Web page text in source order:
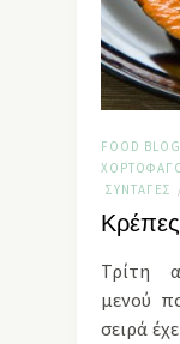
FOOD
ΣΥΝΤΑΓΈΣ /
Τρίτη
μενού
σειρά